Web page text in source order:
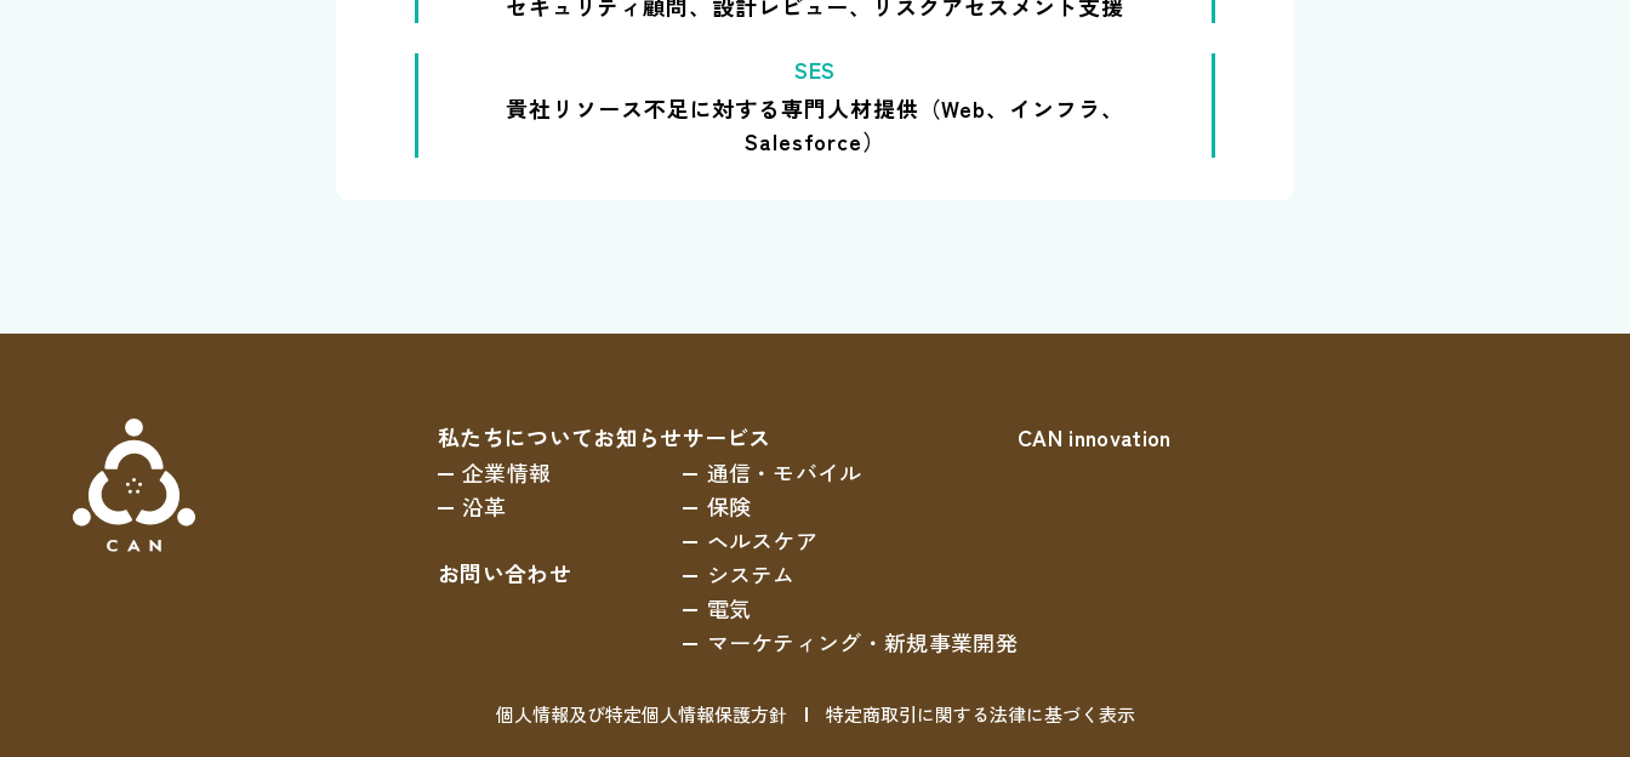
SES
貴社リソース不足に対する専門人材提供（Web、インフラ、
Salesforce）
私たちについて
企業情報
沿革
お問い合わせ
お知らせサービス
通信・モバイル
保険
ヘルスケア
システム
電気
マーケティング ・新規事業開発
CAN innovation
個人情報及び特定個人情報保護方針 特定商取引に関する法律に基づく表示